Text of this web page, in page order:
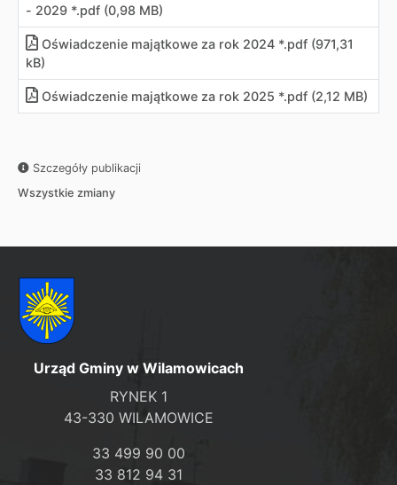
- 2029 *.pdf (0,98 MB)
Oświadczenie majątkowe za rok 2024 *.pdf (971,31
kB)
Oświadczenie majątkowe za rok 2025 *.pdf (2,12 MB)
Szczegóły publikacji
Wszystkie zmiany
Urząd Gminy w Wilamowicach
RYNEK 1
43-330 WILAMOWICE
33 499 90 00
33 812 94 31